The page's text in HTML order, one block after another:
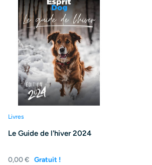
Livres
Le Guide de l'hiver 2024
0,00 € Gratuit !